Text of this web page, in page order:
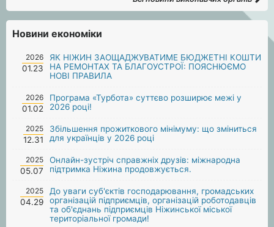
Новини економіки
2026
01.23
ЯК НІЖИН ЗАОЩАДЖУВАТИМЕ БЮДЖЕТНІ КОШТИ
НА РЕМОНТАХ ТА БЛАГОУСТРОЇ: ПОЯСНЮЄМО
НОВІ ПРАВИЛА
2026
01.02
Програма «Турбота» суттєво розширює межі у
2026 році!
2025
12.31
Збільшення прожиткового мінімуму: що зміниться
для українців у 2026 році
2025
05.07
Онлайн-зустріч справжніх друзів: міжнародна
підтримка Ніжина продовжується.
2025
04.29
До уваги суб'єктів господарювання, громадських
організацій підприємців, організацій роботодавців
та об'єднань підприємців Ніжинської міської
територіальної громади!